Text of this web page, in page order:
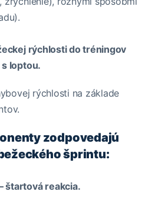
rýchlosti do tréningov
loptou.
rýchlosti na základe
zodpovedajú
šprintu:
štartová reakcia.